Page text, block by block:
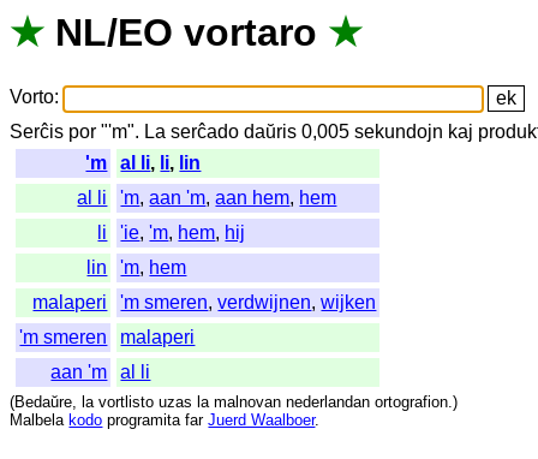
★ NL/EO vortaro ★
Vorto:
Serĉis por "'m". La serĉado daŭris 0,005sekundojn kaj
'm
al li, li, lin
al li
'm,aan 'm,aan hem, hem
li
'ie,'m, hem, hij
lin
'm, hem
malaperi
'm smeren,verdwijnen,wijken
'm smeren
malaperi
aan 'm
al li
(Bedaŭre, la vortlisto uzas la malnovan nederlandan ortografion.)
Malbela kodo programita far Juerd Waalboer.